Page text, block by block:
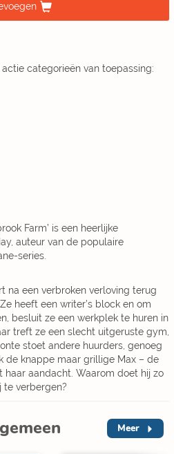
categorieën van toepassing:
Farm’ is een heerlijke
auteur van de populaire
series.
na een verbroken verloving terug
heeft een writer’s block en om
besluit ze een werkplek te huren in
treft ze een slecht uitgeruste gym,
stoet andere huurders, genoeg
de knappe maar grillige Max – de
haar aandacht. Waarom doet hij zo
te verbergen?
Meer